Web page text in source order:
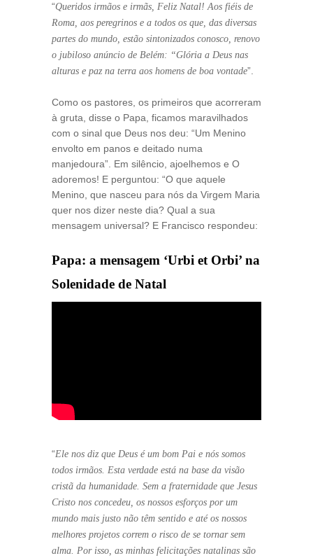
“Queridos irmãos e irmãs, Feliz Natal! Aos fiéis de
Roma, aos peregrinos e a todos os que, das diversas
partes do mundo, estão sintonizados conosco, renovo
o jubiloso anúncio de Belém: “Glória a Deus nas
alturas e paz na terra aos homens de boa vontade”.
Como os pastores, os primeiros que acorreram
à gruta, disse o Papa, ficamos maravilhados
com o sinal que Deus nos deu: “Um Menino
envolto em panos e deitado numa
manjedoura”. Em silêncio, ajoelhemos e O
adoremos! E perguntou: “O que aquele
Menino, que nasceu para nós da Virgem Maria
quer nos dizer neste dia­­? Qual a sua
mensagem universal? E Francisco respondeu:
Papa: a mensagem ‘Urbi et Orbi’ na
Solenidade de Natal
“Ele nos diz que Deus é um bom Pai e nós somos
todos irmãos. Esta verdade está na base da visão
cristã da humanidade. Sem a fraternidade que Jesus
Cristo nos concedeu, os nossos esforços por um
mundo mais justo não têm sentido e até os nossos
melhores projetos correm o risco de se tornar sem
alma. Por isso, as minhas felicitações natalinas são